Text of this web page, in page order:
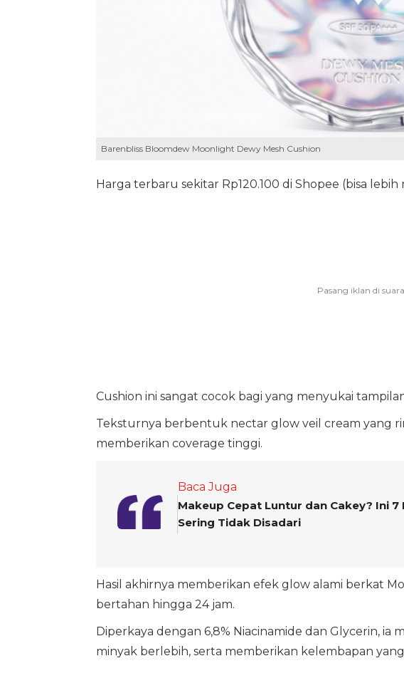
Barenbliss Bloomdew Moonlight Dewy Mesh Cushion
Harga terbaru sekitar Rp120.100 di Shopee (bisa
Cushion ini sangat cocok bagi yang menyukai
Teksturnya berbentuk nectar glow veil cream yang
memberikan coverage tinggi.
Baca Juga
Makeup Cepat Luntur dan Cakey? Ini
Sering Tidak Disadari
Hasil akhirnya memberikan efek glow alami berkat
bertahan hingga 24 jam.
Diperkaya dengan 6,8% Niacinamide dan Glycerin,
minyak berlebih, serta memberikan kelembapan